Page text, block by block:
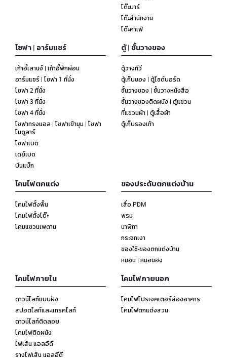
โต๊ะบาร์
โต๊ะสำนักงาน
โต๊ะคาเฟ่
โซฟา | อาร์มแชร์
เก้าอี้เลานจ์ | เก้าอี้พักผ่อน
อาร์มแชร์ | โซฟา 1 ที่นั่ง
โซฟา 2 ที่นั่ง
โซฟา 3 ที่นั่ง
โซฟา 4 ที่นั่ง
โซฟาทรงแอล | โซฟาเข้ามุม | โซฟา
โมดูลาร์
โซฟาเบด
เดย์เบด
บีนแบ็ก
ตู้ | ชั้นวางของ
ตู้วางทีวี
ตู้เก็บของ | ตู้ไซด์บอร์ด
ชั้นวางของ | ชั้นวางหนังสือ
ชั้นวางของติดผนัง | ตู้แขวน
ที่แขวนผ้า | ตู้เสื้อผ้า
ตู้เก็บรองเท้า
โคมไฟตกแต่ง
โคมไฟตั้งพื้น
โคมไฟตั้งโต๊ะ
โคมแขวนเพดาน
ของประดับตกแต่งบ้าน
เสื่อ PDM
พรม
นาฬิกา
กระจกเงา
ของใช้-ของตกแต่งบ้าน
หมอน | หมอนอิง
โคมไฟภายใน
ดาวน์ไลท์แบบฝัง
สปอตไลท์และแทรคไลท์
ดาวน์ไลท์ติดลอย
โคมไฟติดผนัง
ไฟเส้น แอลอีดี
รางไฟเส้น แอลอีดี
โคมไฟภายนอก
โคมไฟโปรเจคเตอร์ส่องอาคาร
โคมไฟตกแต่งสวน